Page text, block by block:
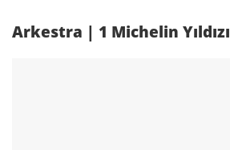
Arkestra | 1 Michelin Yıldızı